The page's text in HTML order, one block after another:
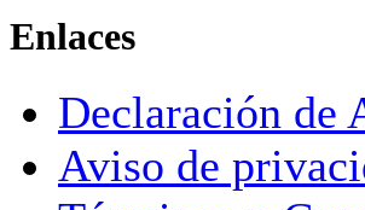
Enlaces
Declaración de
Aviso de